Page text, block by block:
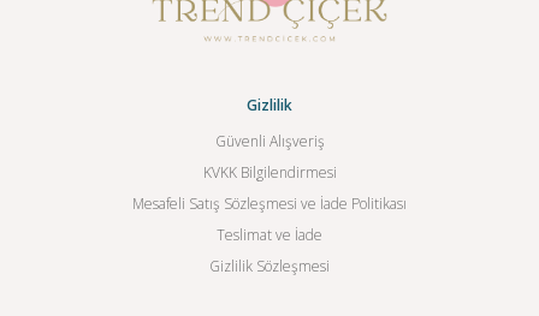
Gizlilik
Güvenli Alışveriş
KVKK Bilgilendirmesi
Mesafeli Satış Sözleşmesi ve İade Politikası
Teslimat ve İade
Gizlilik Sözleşmesi